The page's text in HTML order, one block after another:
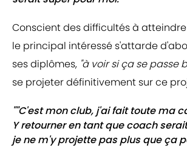
Conscient des difficultés à
le principal intéressé s'attarde
ses diplômes, "à voir si ça se passe
se projeter définitivement sur ce
""C'est mon club, j'ai fait toute ma
Y retourner en tant que coach
je ne m'y projette pas plus que ça